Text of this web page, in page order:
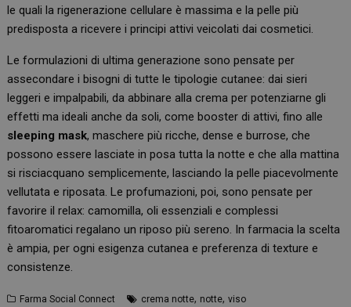
le quali la rigenerazione cellulare è massima e la pelle più
predisposta a ricevere i principi attivi veicolati dai cosmetici.
Le formulazioni di ultima generazione sono pensate per
assecondare i bisogni di tutte le tipologie cutanee: dai sieri
leggeri e impalpabili, da abbinare alla crema per potenziarne gli
effetti ma ideali anche da soli, come booster di attivi, fino alle
sleeping mask, maschere più ricche, dense e burrose, che
possono essere lasciate in posa tutta la notte e che alla mattina
si risciacquano semplicemente, lasciando la pelle piacevolmente
vellutata e riposata. Le profumazioni, poi, sono pensate per
favorire il relax: camomilla, oli essenziali e complessi
fitoaromatici regalano un riposo più sereno. In farmacia la scelta
è ampia, per ogni esigenza cutanea e preferenza di texture e
consistenze.
Farma Social Connect crema notte, notte,viso